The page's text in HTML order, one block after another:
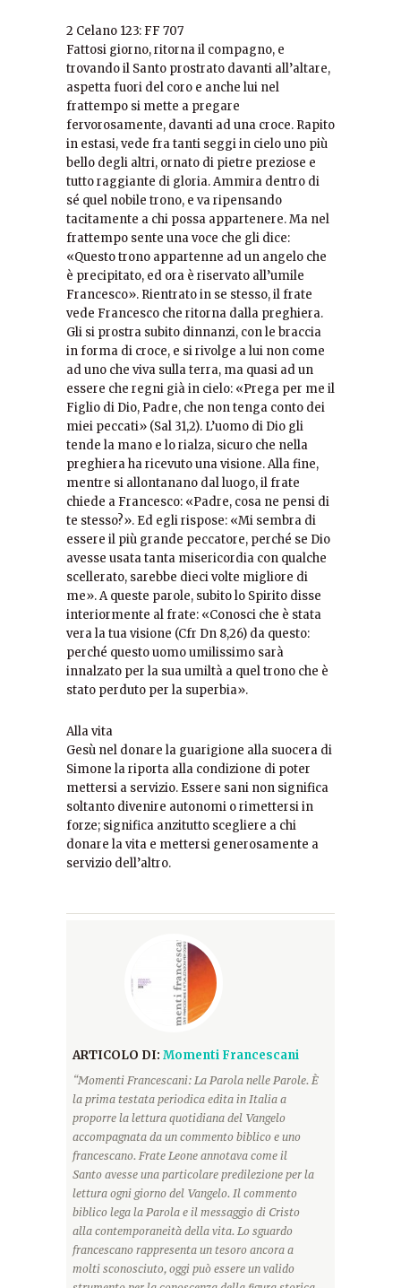
2 Celano 123: FF 707
Fattosi giorno, ritorna il compagno, e
trovando il Santo prostrato davanti all’altare,
aspetta fuori del coro e anche lui nel
frattempo si mette a pregare
fervorosamente, davanti ad una croce. Rapito
in estasi, vede fra tanti seggi in cielo uno più
bello degli altri, ornato di pietre preziose e
tutto raggiante di gloria. Ammira dentro di
sé quel nobile trono, e va ripensando
tacitamente a chi possa appartenere. Ma nel
frattempo sente una voce che gli dice:
«Questo trono appartenne ad un angelo che
è precipitato, ed ora è riservato all’umile
Francesco». Rientrato in se stesso, il frate
vede Francesco che ritorna dalla preghiera.
Gli si prostra subito dinnanzi, con le braccia
in forma di croce, e si rivolge a lui non come
ad uno che viva sulla terra, ma quasi ad un
essere che regni già in cielo: «Prega per me il
Figlio di Dio, Padre, che non tenga conto dei
miei peccati» (Sal 31,2). L’uomo di Dio gli
tende la mano e lo rialza, sicuro che nella
preghiera ha ricevuto una visione. Alla fine,
mentre si allontanano dal luogo, il frate
chiede a Francesco: «Padre, cosa ne pensi di
te stesso?». Ed egli rispose: «Mi sembra di
essere il più grande peccatore, perché se Dio
avesse usata tanta misericordia con qualche
scellerato, sarebbe dieci volte migliore di
me». A queste parole, subito lo Spirito disse
interiormente al frate: «Conosci che è stata
vera la tua visione (Cfr Dn 8,26) da questo:
perché questo uomo umilissimo sarà
innalzato per la sua umiltà a quel trono che è
stato perduto per la superbia».
Alla vita
Gesù nel donare la guarigione alla suocera di
Simone la riporta alla condizione di poter
mettersi a servizio. Essere sani non significa
soltanto divenire autonomi o rimettersi in
forze; significa anzitutto scegliere a chi
donare la vita e mettersi generosamente a
servizio dell’altro.
ARTICOLO DI: Momenti Francescani
“Momenti Francescani: La Parola nelle Parole. È
la prima testata periodica edita in Italia a
proporre la lettura quotidiana del Vangelo
accompagnata da un commento biblico e uno
francescano. Frate Leone annotava come il
Santo avesse una particolare predilezione per la
lettura ogni giorno del Vangelo. Il commento
biblico lega la Parola e il messaggio di Cristo
alla contemporaneità della vita. Lo sguardo
francescano rappresenta un tesoro ancora a
molti sconosciuto, oggi può essere un valido